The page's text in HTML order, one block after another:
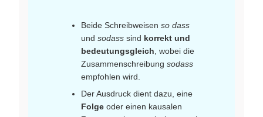
Beide Schreibweisen so dass
und sodass sind korrekt und
bedeutungsgleich , wobei die
Zusammenschreibung sodass
empfohlen wird.
Der Ausdruck dient dazu, eine
Folge oder einen kausalen